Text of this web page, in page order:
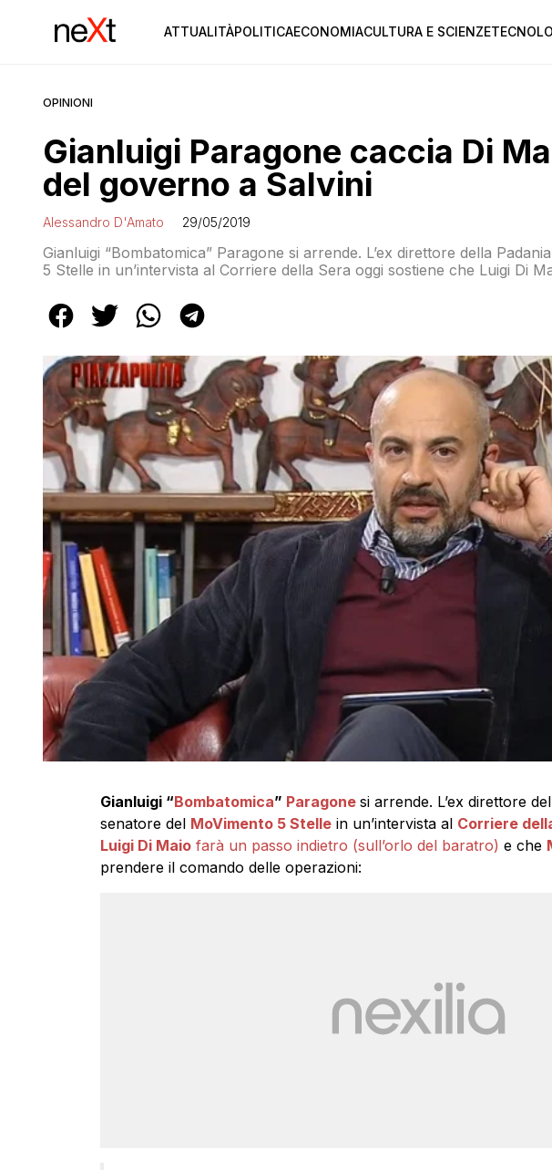
ATTUALITÀPOLITICAECONOMIACULTURA E SCIENZE
OPINIONI
Gianluigi Paragone caccia Di
del governo a Salvini
Alessandro D'Amato 29/05/2019
Gianluigi “Bombatomica” Paragone si arrende. L’ex direttore della
5 Stelle in un’intervista al Corriere della Sera oggi sostiene che Luigi Di
cosa? «Lo farà. Decida lui […]
Gianluigi “Bombatomica” Paragone si arrende. L’ex direttore
senatore del MoVimento 5 Stellein un’intervista al Corriere
Luigi Di Maio farà un passo indietro (sull’orlo del baratro) e che
prendere il comando delle operazioni: